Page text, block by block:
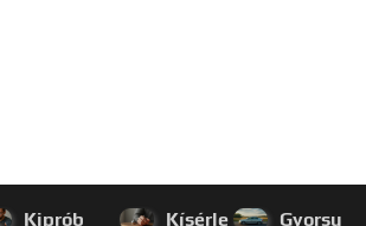
Kiprób
Kísérle
Gyorsu